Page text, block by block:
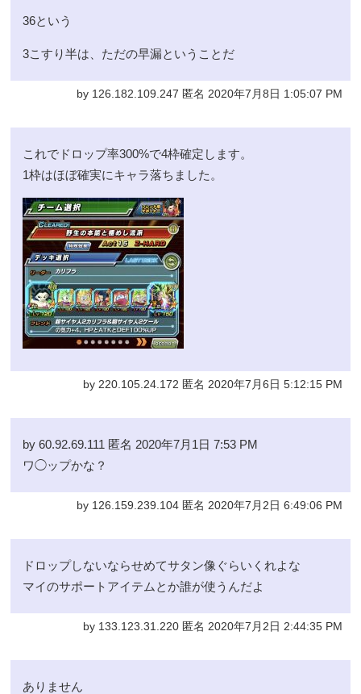
36という
3こすり半は、ただの早漏ということだ
by 126.182.109.247 匿名 2020年7月8日 1:05:07 PM
これでドロップ率300%で4枠確定します。
1枠はほぼ確実にキャラ落ちました。
by 220.105.24.172 匿名 2020年7月6日 5:12:15 PM
by 60.92.69.111 匿名 2020年7月1日 7:53 PM
ワ◯ップかな？
by 126.159.239.104 匿名 2020年7月2日 6:49:06 PM
ドロップしないならせめてサタン像ぐらいくれよな
マイのサポートアイテムとか誰が使うんだよ
by 133.123.31.220 匿名 2020年7月2日 2:44:35 PM
ありません